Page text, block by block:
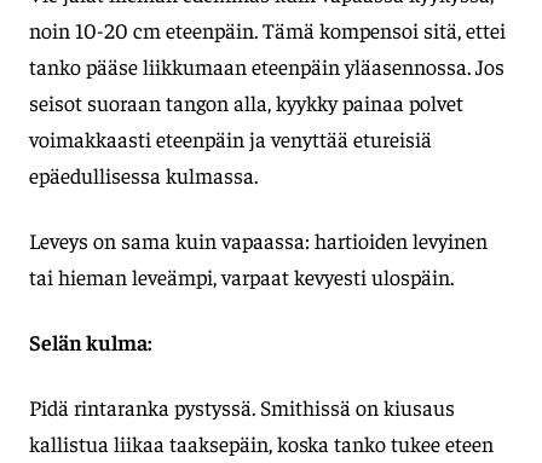
noin 10-20 cm eteenpäin. Tämä kompensoi sitä, ettei
tanko pääse liikkumaan eteenpäin yläasennossa. Jos
seisot suoraan tangon alla, kyykky painaa polvet
voimakkaasti eteenpäin ja venyttää etureisiä
epäedullisessa kulmassa.
Leveys on sama kuin vapaassa: hartioiden levyinen
tai hieman leveämpi, varpaat kevyesti ulospäin.
Selän kulma:
Pidä rintaranka pystyssä. Smithissä on kiusaus
kallistua liikaa taaksepäin, koska tanko tukee eteen